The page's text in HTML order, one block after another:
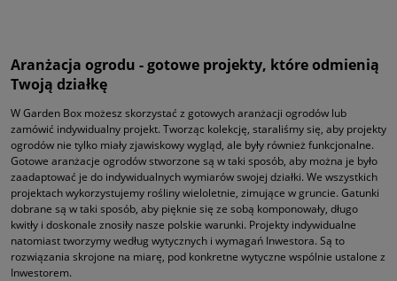
Aranżacja ogrodu - gotowe projekty, które odmienią
Twoją działkę
W Garden Box możesz skorzystać z gotowych aranżacji ogrodów lub
zamówić indywidualny projekt. Tworząc kolekcję, staraliśmy się, aby projekty
ogrodów nie tylko miały zjawiskowy wygląd, ale były również funkcjonalne.
Gotowe aranżacje ogrodów stworzone są w taki sposób, aby można je było
zaadaptować je do indywidualnych wymiarów swojej działki. We wszystkich
projektach wykorzystujemy rośliny wieloletnie, zimujące w gruncie. Gatunki
dobrane są w taki sposób, aby pięknie się ze sobą komponowały, długo
kwitły i doskonale znosiły nasze polskie warunki. Projekty indywidualne
natomiast tworzymy według wytycznych i wymagań Inwestora. Są to
rozwiązania skrojone na miarę, pod konkretne wytyczne wspólnie ustalone z
Inwestorem.